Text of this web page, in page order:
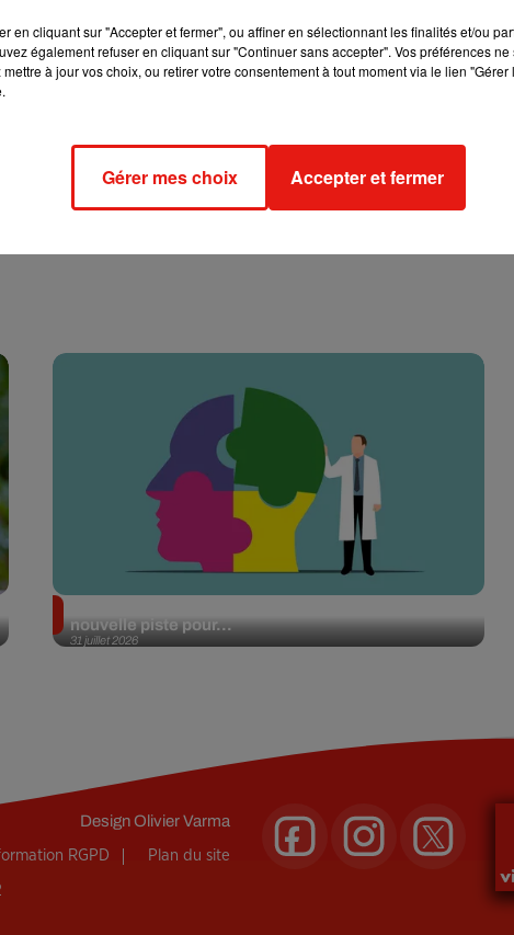
31 juillet 2026
nouvelle piste pour...
DesignOlivier Varma
RGPD Plan du site
en cliquant sur "Accepter et fermer", ou affiner en sélectionnant les finalités et/ou
également refuser en cliquant sur "Continuer sans accepter". Vos préférences
à jour vos choix, ou retirer votre consentement à tout moment via le lien
Gérer mes choix Accepter et fermer